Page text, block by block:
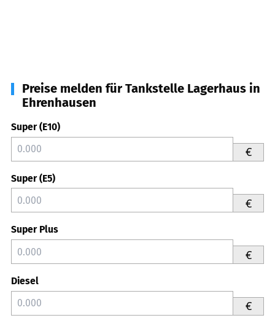
Preise melden für Tankstelle Lagerhaus in
Ehrenhausen
Super (E10)
€
Super (E5)
€
Super Plus
€
Diesel
€